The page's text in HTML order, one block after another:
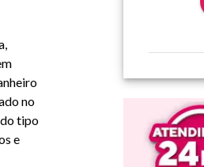
no
tipo
e